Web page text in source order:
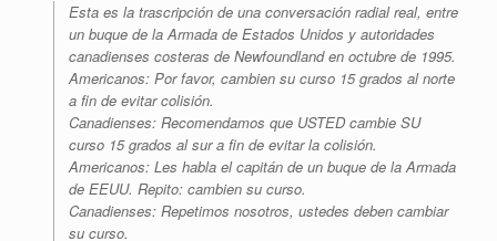
Esta es la trascripción de una conversación radial real, entre
un buque de la Armada de Estados Unidos y autoridades
canadienses costeras de Newfoundland en octubre de 1995.
Americanos: Por favor, cambien su curso 15 grados al norte
a fin de evitar colisión.
Canadienses: Recomendamos que USTED cambie SU
curso 15 grados al sur a fin de evitar la colisión.
Americanos: Les habla el capitán de un buque de la Armada
de EEUU. Repito: cambien su curso.
Canadienses: Repetimos nosotros, ustedes deben cambiar
su curso.